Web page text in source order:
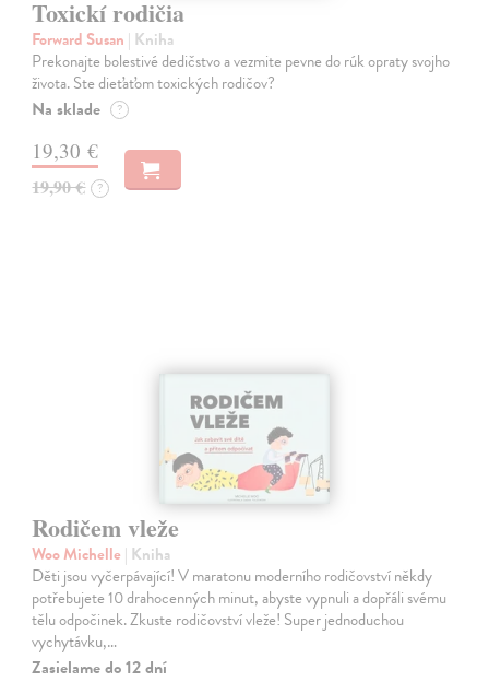
Toxickí rodičia
Forward Susan | Kniha
Prekonajte bolestivé dedičstvo a vezmite pevne do rúk opraty svojho
života. Ste dieťaťom toxických rodičov?
Na sklade ?
19,30 €
19,90 € ?
Rodičem vleže
Woo Michelle | Kniha
Děti jsou vyčerpávající! V maratonu moderního rodičovství někdy
potřebujete 10 drahocenných minut, abyste vypnuli a dopřáli svému
tělu odpočinek. Zkuste rodičovství vleže! Super jednoduchou
vychytávku,…
Zasielame do 12 dní